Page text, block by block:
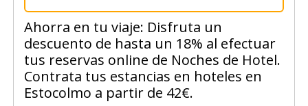
Ahorra en tu viaje: Disfruta un
descuento de hasta un 18% al efectuar
tus reservas online de Noches de Hotel.
Contrata tus estancias en hoteles en
Estocolmo a partir de 42€.